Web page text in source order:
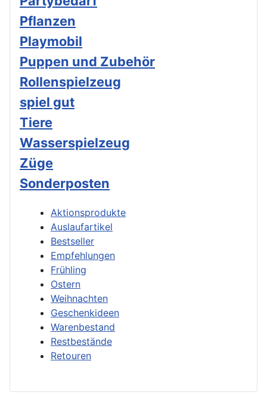
Pflanzen
Playmobil
Puppen und Zubehör
Rollenspielzeug
spiel gut
Tiere
Wasserspielzeug
Züge
Sonderposten
Aktionsprodukte
Auslaufartikel
Bestseller
Empfehlungen
Frühling
Ostern
Weihnachten
Geschenkideen
Warenbestand
Restbestände
Retouren